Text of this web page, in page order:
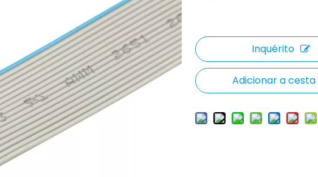
Inquérito
Adicionar a cesta